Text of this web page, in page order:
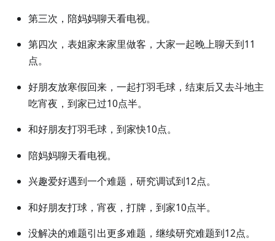
第三次，陪妈妈聊天看电视。
第四次，表姐家来家里做客，大家一起晚上聊天到11
点。
好朋友放寒假回来，一起打羽毛球，结束后又去斗地主
吃宵夜，到家已过10点半。
和好朋友打羽毛球，到家快10点。
陪妈妈聊天看电视。
兴趣爱好遇到一个难题，研究调试到12点。
和好朋友打球，宵夜，打牌，到家10点半。
没解决的难题引出更多难题，继续研究难题到12点。